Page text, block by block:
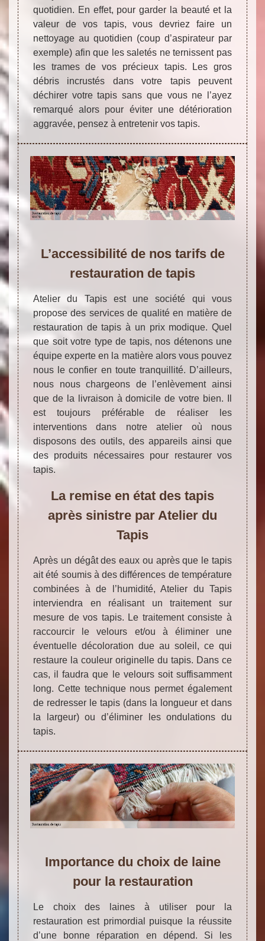
quotidien. En effet, pour garder la beauté et la
valeur de vos tapis, vous devriez faire un
nettoyage au quotidien (coup d’aspirateur par
exemple) afin que les saletés ne ternissent pas
les trames de vos précieux tapis. Les gros
débris incrustés dans votre tapis peuvent
déchirer votre tapis sans que vous ne l’ayez
remarqué alors pour éviter une détérioration
aggravée, pensez à entretenir vos tapis.
L’accessibilité de nos tarifs de
restauration de tapis
Atelier du Tapis est une société qui vous
propose des services de qualité en matière de
restauration de tapis à un prix modique. Quel
que soit votre type de tapis, nos détenons une
équipe experte en la matière alors vous pouvez
nous le confier en toute tranquillité. D’ailleurs,
nous nous chargeons de l’enlèvement ainsi
que de la livraison à domicile de votre bien. Il
est toujours préférable de réaliser les
interventions dans notre atelier où nous
disposons des outils, des appareils ainsi que
des produits nécessaires pour restaurer vos
tapis.
La remise en état des tapis
après sinistre par Atelier du
Tapis
Après un dégât des eaux ou après que le tapis
ait été soumis à des différences de température
combinées à de l’humidité, Atelier du Tapis
interviendra en réalisant un traitement sur
mesure de vos tapis. Le traitement consiste à
raccourcir le velours et/ou à éliminer une
éventuelle décoloration due au soleil, ce qui
restaure la couleur originelle du tapis. Dans ce
cas, il faudra que le velours soit suffisamment
long. Cette technique nous permet également
de redresser le tapis (dans la longueur et dans
la largeur) ou d’éliminer les ondulations du
tapis.
Importance du choix de laine
pour la restauration
Le choix des laines à utiliser pour la
restauration est primordial puisque la réussite
d’une bonne réparation en dépend. Si les